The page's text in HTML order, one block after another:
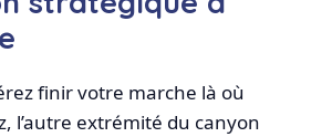
finir votre marche là où
l’autre extrémité du canyon